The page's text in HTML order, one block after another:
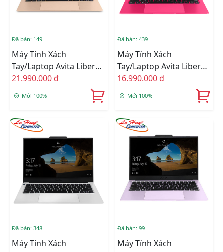
Đã bán: 149
Máy Tính Xách
Tay/Laptop Avita Liber
V14 NS14A8VNR571-CGB
SSD/14
21.990.000 đ
Mới 100%
Đã bán: 439
Máy Tính Xách
Tay/Laptop Avita Liber
V14 NS14A8VNF561-URB
(i5-10210U/8GB/512GB
SSD/14FHD/VGA
16.990.000 đ
Mới 100%
Đã bán: 348
Máy Tính Xách
Đã bán: 99
Máy Tính Xách